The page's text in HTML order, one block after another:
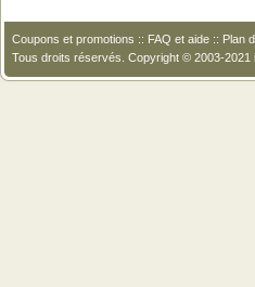
Coupons et promotions :: FAQ et aide :: Plan
Tous droits réservés. Copyright © 2003-